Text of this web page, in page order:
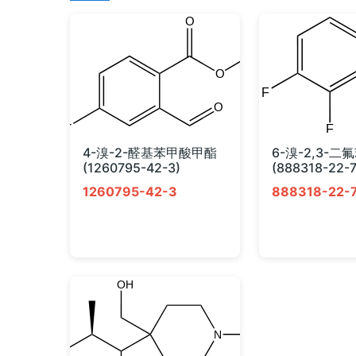
4-溴-2-醛基苯甲酸甲酯
(1260795-42-3)
1260795-42-3
6-溴-2,3-二氟
(888318-22-
888318-22-